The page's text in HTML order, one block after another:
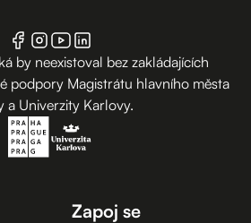
by neexistoval bez zakládajících
podpory Magistrátu hlavního města
a Univerzity Karlovy.
Zapoj se